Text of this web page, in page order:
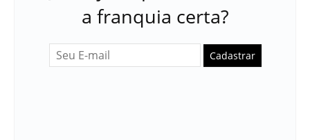
a franquia certa?
Cadastrar